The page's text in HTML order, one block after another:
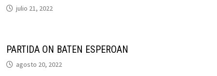
julio 21, 2022
PARTIDA ON BATEN ESPEROAN
agosto 20, 2022